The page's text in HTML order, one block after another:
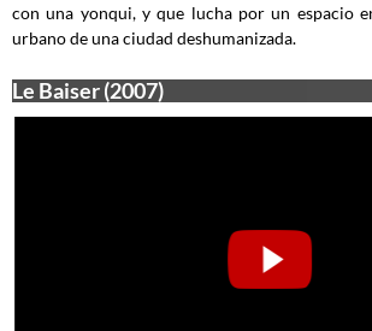
con una yonqui, y que lucha por un espacio
urbano de una ciudad deshumanizada.
Le Baiser (2007)